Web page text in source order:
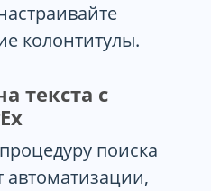
колонтитулы.
текста с
поиска
автоматизации,